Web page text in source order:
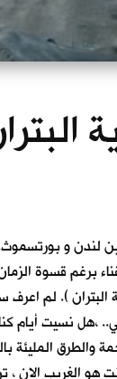
لندن و
برغم قسوة
). لم اعرف
،هل نسيت أيام
والطرق المليئة
هو الغريب